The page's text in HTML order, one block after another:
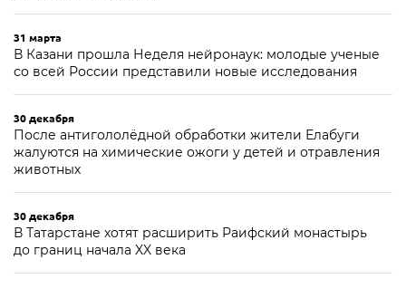
31 марта
В Казани прошла Неделя нейронаук: молодые ученые
со всей России представили новые исследования
30 декабря
После антигололёдной обработки жители Елабуги
жалуются на химические ожоги у детей и отравления
животных
30 декабря
В Татарстане хотят расширить Раифский монастырь
до границ начала XX века